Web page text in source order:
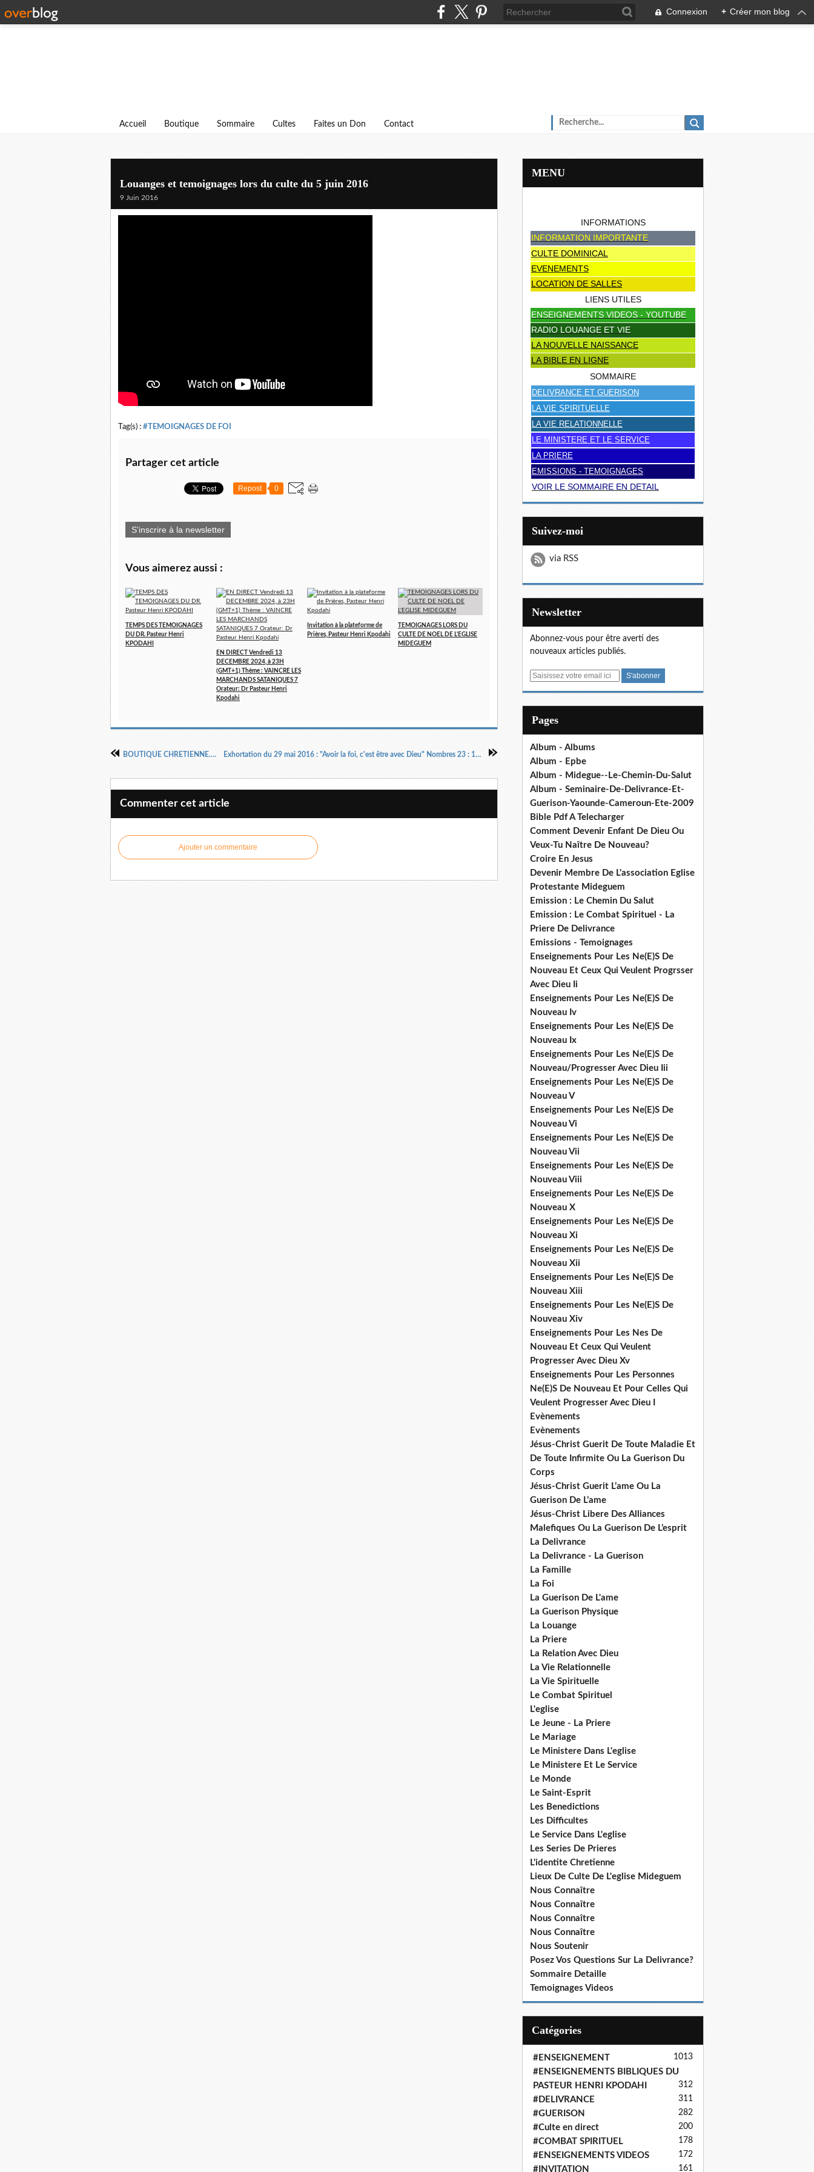
Connexion + Créer mon blog
Accueil Boutique Sommaire Cultes Faites un Don Contact
Louanges et temoignages lors du culte du 5 juin 2016
9 Juin 2016
Tag(s) : #TEMOIGNAGES DE FOI
Partager cet article
Repost 0
S'inscrire à la newsletter
Vous aimerez aussi :
TEMPS DES TEMOIGNAGES
DU DR. Pasteur Henri
KPODAHI
EN DIRECT Vendredi 13
DECEMBRE 2024, à 23H
(GMT+1) Thème : VAINCRE LES
MARCHANDS SATANIQUES 7
Orateur: Dr Pasteur Henri
Kpodahi
Invitation à la plateforme de
Prières, Pasteur Henri Kpodahi
TEMOIGNAGES LORS DU
CULTE DE NOEL DE L'EGLISE
MIDEGUEM
BOUTIQUE CHRETIENNE.FR Exhortation du 29 mai 2016 : "Avoir la foi, c'est être avec Dieu" Nombres 23 : 11-23"
Commenter cet article
Ajouter un commentaire
MENU
INFORMATIONS
INFORMATION IMPORTANTE
CULTE DOMINICAL
EVENEMENTS
LOCATION DE SALLES
LIENS UTILES
ENSEIGNEMENTS VIDEOS - YOUTUBE
RADIO LOUANGE ET VIE
LA NOUVELLE NAISSANCE
LA BIBLE EN LIGNE
SOMMAIRE
DELIVRANCE ET GUERISON
LA VIE SPIRITUELLE
LA VIE RELATIONNELLE
LE MINISTERE ET LE SERVICE
LA PRIERE
EMISSIONS - TEMOIGNAGES
VOIR LE SOMMAIRE EN DETAIL
Suivez-moi
via RSS
Newsletter
Abonnez-vous pour être averti des
nouveaux articles publiés.
E
Pages
Album - Albums
Album - Epbe
Album - Midegue--Le-Chemin-Du-Salut
Album - Seminaire-De-Delivrance-Et-
Guerison-Yaounde-Cameroun-Ete-2009
Bible Pdf A Telecharger
Comment Devenir Enfant De Dieu Ou
Veux-Tu Naître De Nouveau?
Croire En Jesus
Devenir Membre De L'association Eglise
Protestante Mideguem
Emission : Le Chemin Du Salut
Emission : Le Combat Spirituel - La
Priere De Delivrance
Emissions - Temoignages
Enseignements Pour Les Ne(E)S De
Nouveau Et Ceux Qui Veulent Progrsser
Avec Dieu Ii
Enseignements Pour Les Ne(E)S De
Nouveau Iv
Enseignements Pour Les Ne(E)S De
Nouveau Ix
Enseignements Pour Les Ne(E)S De
Nouveau/Progresser Avec Dieu Iii
Enseignements Pour Les Ne(E)S De
Nouveau V
Enseignements Pour Les Ne(E)S De
Nouveau Vi
Enseignements Pour Les Ne(E)S De
Nouveau Vii
Enseignements Pour Les Ne(E)S De
Nouveau Viii
Enseignements Pour Les Ne(E)S De
Nouveau X
Enseignements Pour Les Ne(E)S De
Nouveau Xi
Enseignements Pour Les Ne(E)S De
Nouveau Xii
Enseignements Pour Les Ne(E)S De
Nouveau Xiii
Enseignements Pour Les Ne(E)S De
Nouveau Xiv
Enseignements Pour Les Nes De
Nouveau Et Ceux Qui Veulent
Progresser Avec Dieu Xv
Enseignements Pour Les Personnes
Ne(E)S De Nouveau Et Pour Celles Qui
Veulent Progresser Avec Dieu I
Evènements
Evènements
Jésus-Christ Guerit De Toute Maladie Et
De Toute Infirmite Ou La Guerison Du
Corps
Jésus-Christ Guerit L’ame Ou La
Guerison De L’ame
Jésus-Christ Libere Des Alliances
Malefiques Ou La Guerison De L’esprit
La Delivrance
La Delivrance - La Guerison
La Famille
La Foi
La Guerison De L'ame
La Guerison Physique
La Louange
La Priere
La Relation Avec Dieu
La Vie Relationnelle
La Vie Spirituelle
Le Combat Spirituel
L'eglise
Le Jeune - La Priere
Le Mariage
Le Ministere Dans L'eglise
Le Ministere Et Le Service
Le Monde
Le Saint-Esprit
Les Benedictions
Les Difficultes
Le Service Dans L'eglise
Les Series De Prieres
L'identite Chretienne
Lieux De Culte De L'eglise Mideguem
Nous Connaître
Nous Connaître
Nous Connaître
Nous Connaître
Nous Soutenir
Posez Vos Questions Sur La Delivrance?
Sommaire Detaille
Temoignages Videos
Catégories
#ENSEIGNEMENT 1013
#ENSEIGNEMENTS BIBLIQUES DU
PASTEUR HENRI KPODAHI
312
#DELIVRANCE 311
#GUERISON 282
#Culte en direct 200
#COMBAT SPIRITUEL 178
#ENSEIGNEMENTS VIDEOS 172
#INVITATION 161